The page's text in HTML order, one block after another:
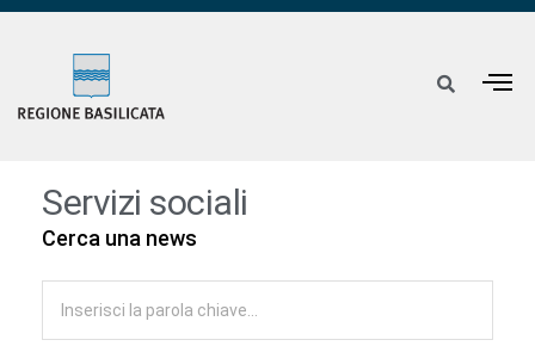
Servizi sociali
Cerca una news